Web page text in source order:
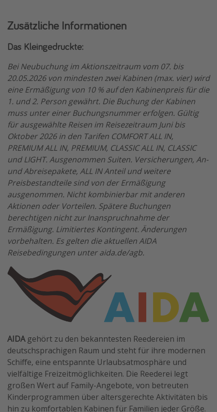
Zusätzliche Informationen
Das Kleingedruckte:
Bei Neubuchung im Aktionszeitraum vom 07. bis
20.05.2026 von mindesten zwei Kabinen (max. vier) wird
eine Ermäßigung von 10 % auf den Kabinenpreis für die
1. und 2. Person gewährt. Die Buchung der Kabinen
muss unter einer Buchungsnummer erfolgen. Gültig
für ausgewählte Reisen im Reisezeitraum Juni bis
Oktober 2026 in den Tarifen COMFORT ALL IN,
PREMIUM ALL IN, PREMIUM, CLASSIC ALL IN, CLASSIC
und LIGHT. Ausgenommen Suiten. Versicherungen, An-
und Abreisepakete, ALL IN Anteil und weitere
Preisbestandteile sind von der Ermäßigung
ausgenommen. Nicht kombinierbar mit anderen
Aktionen oder Vorteilen. Spätere Buchungen
berechtigen nicht zur Inanspruchnahme der
Ermäßigung. Limitiertes Kontingent. Änderungen
vorbehalten. Es gelten die aktuellen AIDA
Reisebedingungen unter aida.de/agb.
AIDAgehört zu den bekanntesten Reedereien im
deutschsprachigen Raum und steht für ihre modernen
Schiffe, eine entspannte Urlaubsatmosphäre und
vielfältige Freizeitmöglichkeiten. Die Reederei legt
großen Wert auf Family-Angebote, von betreuten
Kinderprogrammen über altersgerechte Aktivitäten bis
hin zu komfortablen Kabinen für Familien jeder Größe.